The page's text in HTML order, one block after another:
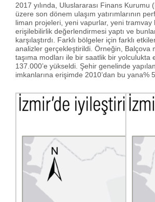
2017 yılında, Uluslararası Finans
üzere son dönem ulaşım yatırımlarının
liman projeleri, yeni vapurlar, yeni tramvay
erişilebilirlik değerlendirmesi yaptı ve
karşılaştırdı. Farklı bölgeler için farklı
analizler gerçekleştirildi. Örneğin, Balçova
taşıma modları ile bir saatlik bir yolculukta
137.000’e yükseldi. Şehir genelinde
imkanlarına erişimde 2010’dan bu yana%